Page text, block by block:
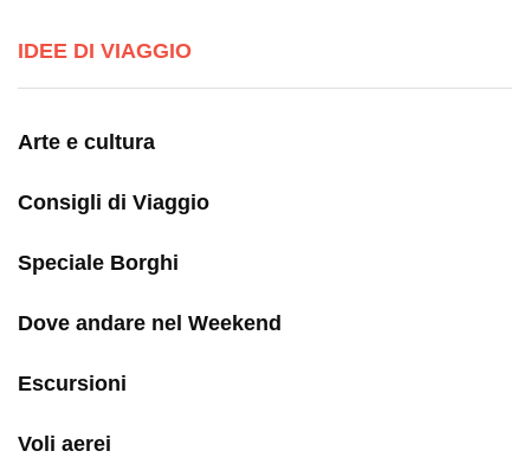
IDEE DI VIAGGIO
Arte e cultura
Consigli di Viaggio
Speciale Borghi
Dove andare nel Weekend
Escursioni
Voli aerei